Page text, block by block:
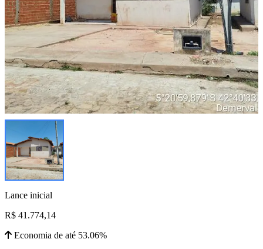
Lance inicial
R$ 41.774,14
Economia de até 53.06%